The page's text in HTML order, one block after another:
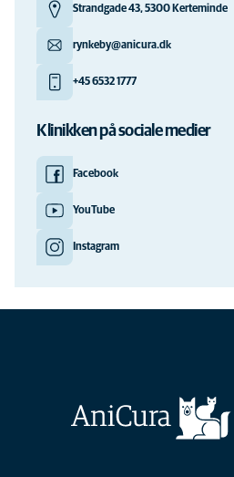
Strandgade 43, 5300 Kerteminde
rynkeby@anicura.dk
+45 6532 1777
Klinikken på sociale medier
Facebook
YouTube
Instagram